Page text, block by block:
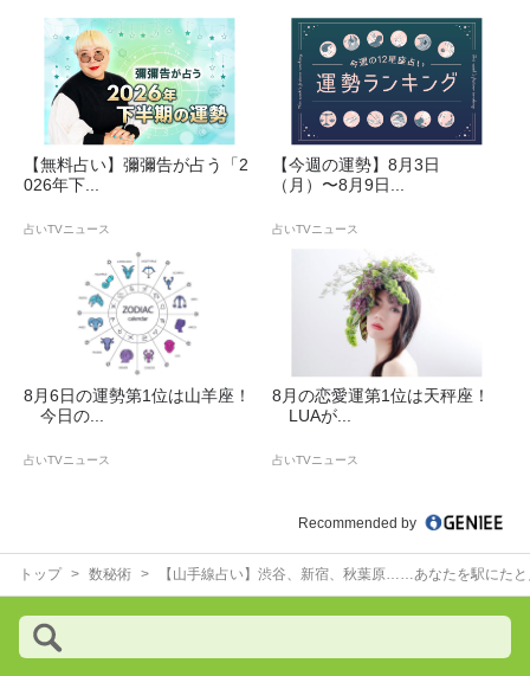
【無料占い】彌彌告が占う「2
026年下...
占いTVニュース
【今週の運勢】8月3日
（月）〜8月9日...
占いTVニュース
8月6日の運勢第1位は山羊座！
今日の...
占いTVニュース
8月の恋愛運第1位は天秤座！
LUAが...
占いTVニュース
Recommended by
トップ 数秘術 【山手線占い】渋谷、新宿、秋葉原……あなたを駅にた